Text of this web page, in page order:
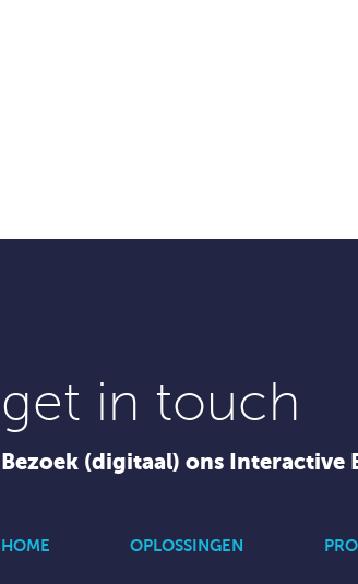
get in touch
Bezoek (digitaal) ons Interactive
HOME OPLOSSINGEN